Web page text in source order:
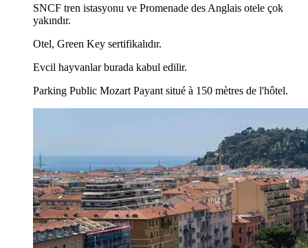
SNCF tren istasyonu ve Promenade des Anglais otele çok
yakındır.
Otel, Green Key sertifikalıdır.
Evcil hayvanlar burada kabul edilir.
Parking Public Mozart Payant situé à 150 mètres de l'hôtel.